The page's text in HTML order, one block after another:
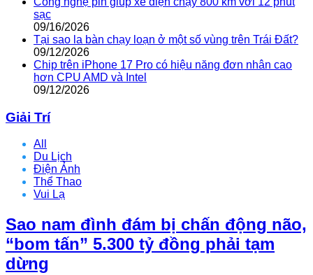
sạc
09/16/2026
Tại sao la bàn chạy loạn ở một số vùng trên Trái Đất?
09/12/2026
Chip trên iPhone 17 Pro có hiệu năng đơn nhân cao
hơn CPU AMD và Intel
09/12/2026
Giải Trí
All
Du Lịch
Điện Ảnh
Thể Thao
Vui Lạ
Sao nam đình đám bị chấn động não,
“bom tấn” 5.300 tỷ đồng phải tạm
dừng